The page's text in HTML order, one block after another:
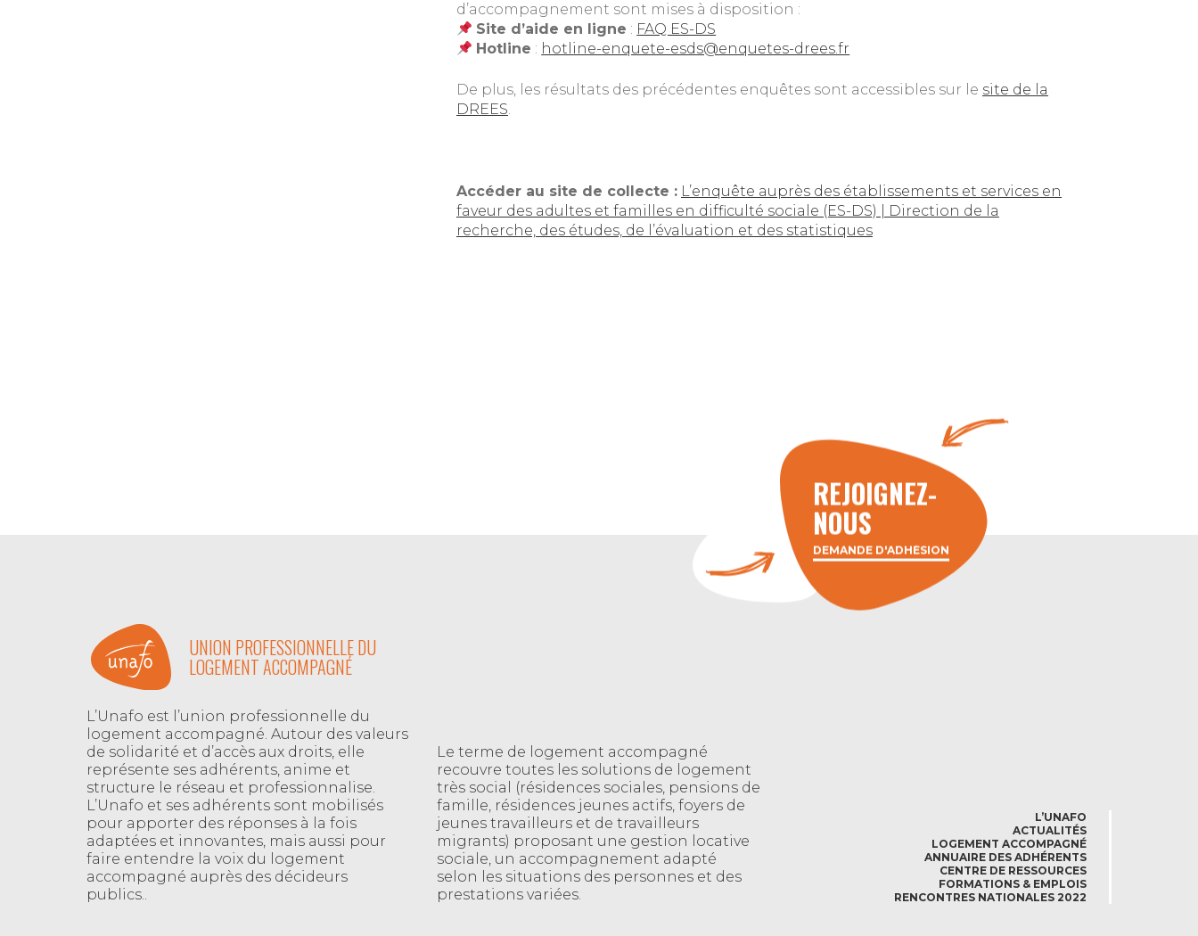
d’accompagnement sont mises à disposition :
Site d’aide en ligne : FAQ ES-DS
Hotline : hotline-enquete-esds@enquetes-drees.fr
De plus, les résultats des précédentes enquêtes sont accessibles sur le site de la
DREES.
Accéder au site de collecte : L’enquête auprès des établissements et services en
faveur des adultes et familles en difficulté sociale (ES-DS) | Direction de la
recherche, des études, de l’évaluation et des statistiques
REJOIGNEZ-
NOUS
DEMANDE D'ADHÉSION
UNION PROFESSIONNELLE DU
LOGEMENT ACCOMPAGNÉ
L’Unafo est l’union professionnelle du
logement accompagné. Autour des valeurs
de solidarité et d’accès aux droits, elle
représente ses adhérents, anime et
structure le réseau et professionnalise.
L’Unafo et ses adhérents sont mobilisés
pour apporter des réponses à la fois
adaptées et innovantes, mais aussi pour
faire entendre la voix du logement
accompagné auprès des décideurs
publics..
Le terme de logement accompagné
recouvre toutes les solutions de logement
très social (résidences sociales, pensions de
famille, résidences jeunes actifs, foyers de
jeunes travailleurs et de travailleurs
migrants) proposant une gestion locative
sociale, un accompagnement adapté
selon les situations des personnes et des
prestations variées.
L’UNAFO
ACTUALITÉS
LOGEMENT ACCOMPAGNÉ
ANNUAIRE DES ADHÉRENTS
CENTRE DE RESSOURCES
FORMATIONS & EMPLOIS
RENCONTRES NATIONALES 2022